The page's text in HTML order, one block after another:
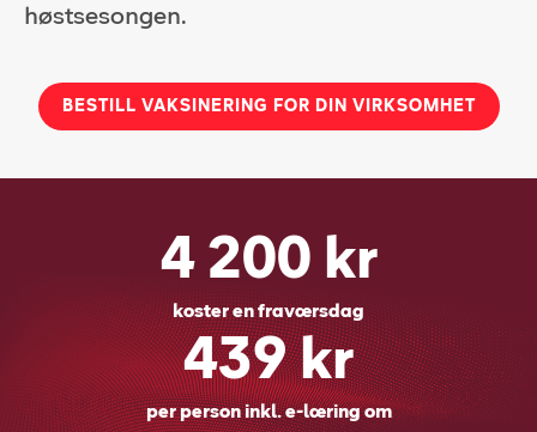
Kundeportal
høstsesongen.
BESTILL VAKSINERING FOR DIN VIRKSOMHET
4 200 kr
koster en fraværsdag
439 kr
per person inkl. e-læring om